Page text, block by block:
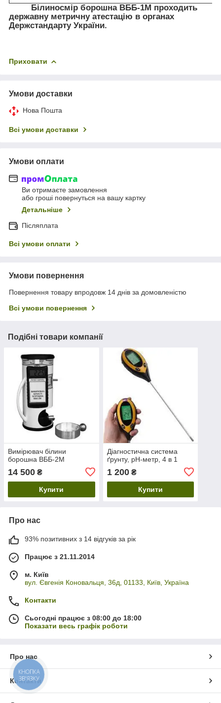
Білиносмір борошна ВББ-1М проходить
державну метричну атестацію в органах
Держстандарту України.
Приховати
Умови доставки
Нова Пошта
Всі умови доставки
Умови оплати
Ви отримаєте замовлення
або гроші повернуться на вашу картку
Детальніше
Післяплата
Всі умови оплати
Умови повернення
Повернення товару впродовж 14 днів за домовленістю
Всі умови повернення
Подібні товари компанії
Вимірювач білини
борошна ВББ-2М
14 500 ₴
Купити
Діагностична система
ґрунту, pH-метр, 4 в 1
1 200₴
Купити
Про нас
93% позитивних з 14 відгуків за рік
Працює з 21.11.2014
м. Київ
вул. Євгенія Коновальця, 36д, 01133, Київ, Україна
Контакти
Сьогодні працює з 08:00 до 18:00
Показати весь графік роботи
Про нас
Контакти
КНОПКА
ЗВ'ЯЗКУ